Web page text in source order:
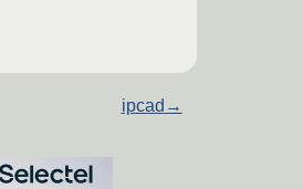
ipcad →